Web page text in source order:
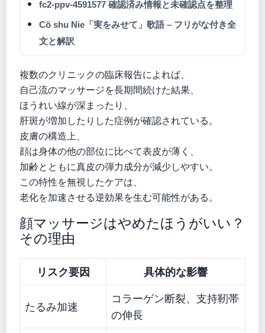
fc2-ppv-4591577 確認済み情報と未確認点を整理
Cö shu Nie「実をみせて」歌語 – フリがな付き全
文と解訳
複数のクリニックの臨床報告によれば、
自己流のマッサージを長期間続けた結果、
ほうれい線が深まったり、
肝斑が増加したりした症例が確認されている。
皮膚の構造上、
顔は身体の他の部位に比べて表皮が薄く、
加齢とともに真皮の弾力成分が減少しやすい。
この特性を無視したケアは、
老化を加速させる逆効果を生む可能性がある。
顔マッサージはやめたほうがいい？
その理由
リスク要因 具体的な影響
たるみ加速
コラーゲン断裂、支持靭帯
の伸長